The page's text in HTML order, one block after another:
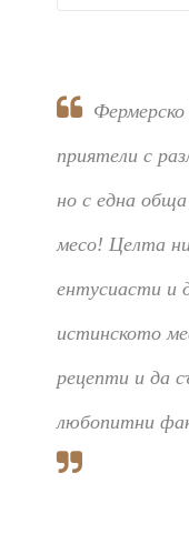
Фермерско
приятели с
но с една
месо! Целта
ентусиасти и
истинското
рецепти и да
любопитни